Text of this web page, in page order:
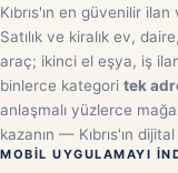
Kıbrıs'ın en güvenilir
Satılık ve kiralık ev,
araç; ikinci el eşya, iş
binlerce kategori tek
anlaşmalı yüzlerce
kazanın — Kıbrıs'ın
MOBIL UYGULAMAYI